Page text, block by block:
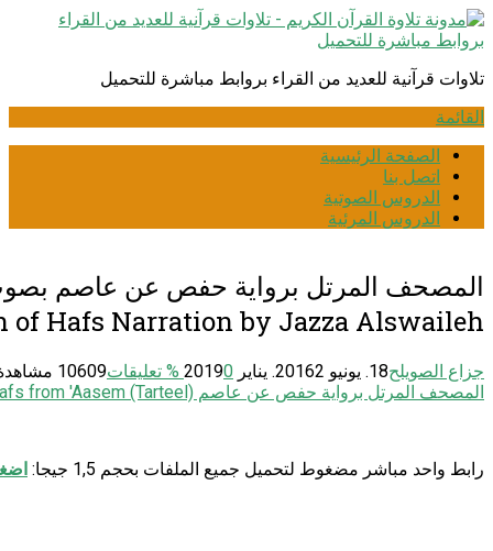
انتقل
إلى
تلاوات قرآنية للعديد من القراء بروابط مباشرة للتحميل
القائمة
الصفحة الرئيسية
اتصل بنا
الدروس الصوتية
الدروس المرئية
المصحف المرتل برواية حفص عن عاصم
of Hafs Narration by Jazza Alswaileh
جزاع الصويلح18. يونيو 2016 2. يناير 2019 0 % تعليقات10609 مشاهدة
المصحف المرتل برواية حفص عن عاصم Narration: Hafs from 'Aasem (Tarteel)
رابط واحد مباشر مضغوط لتحميل جميع الملفات بحجم 1,5 جيجا: